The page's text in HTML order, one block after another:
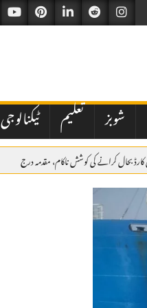
شوبز تعلیم ٹیکنالوجی